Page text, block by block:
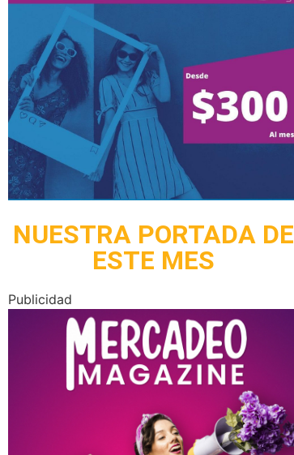
NUESTRA PORTADA DE
ESTE MES
Publicidad